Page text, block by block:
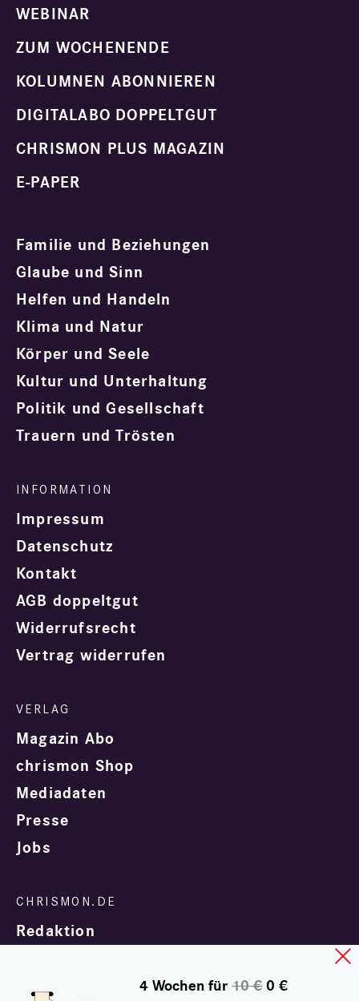
WEBINAR
ZUM WOCHENENDE
KOLUMNEN ABONNIEREN
DIGITALABO DOPPELTGUT
CHRISMON PLUS MAGAZIN
E-PAPER
Familie und Beziehungen
Glaube und Sinn
Helfen und Handeln
Klima und Natur
Körper und Seele
Kultur und Unterhaltung
Politik und Gesellschaft
Trauern und Trösten
Impressum
Datenschutz
Kontakt
AGB doppeltgut
Widerrufsrecht
Vertrag widerrufen
Magazin Abo
chrismon Shop
Mediadaten
Presse
Jobs
Redaktion
4 Wochen für10 €0 €